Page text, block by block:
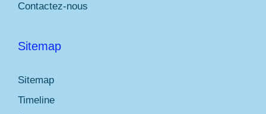
Contactez-nous
Sitemap
Sitemap
Timeline